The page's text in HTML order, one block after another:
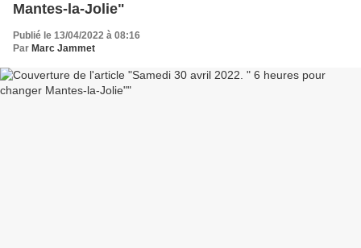
Mantes-la-Jolie"
Publié le 13/04/2022 à 08:16
Par Marc Jammet